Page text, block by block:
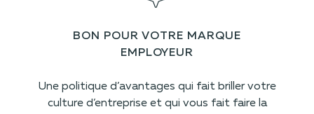
BON POUR VOTRE MARQUE
EMPLOYEUR
Une politique d’avantages qui fait briller votre
culture d’entreprise et qui vous fait faire la